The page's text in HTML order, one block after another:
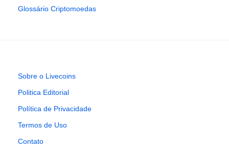
Glossário Criptomoedas
Sobre o Livecoins
Politica Editorial
Política de Privacidade
Termos de Uso
Contato